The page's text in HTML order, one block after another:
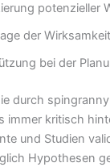
potenzieller
der
bei der
durch
immer kritisch
und Studien
Hypothesen